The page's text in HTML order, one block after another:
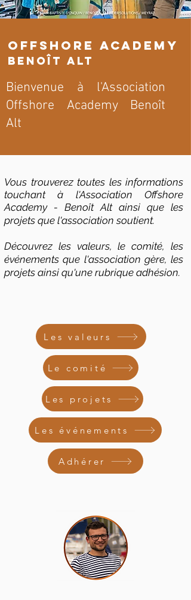
offshore academy
Benoît Alt
Bienvenue à l'Association
Offshore Academy Benoît
Alt
Vous trouverez toutes les informations
touchant à l'Association Offshore
Academy - Benoît Alt ainsi que les
projets que l'association soutient.
Découvrez les valeurs, le comité, les
événements que l'association gère, les
projets ainsi qu'une rubrique adhésion.
Les valeurs
Le comité
Les projets
Les événements
Adhérer